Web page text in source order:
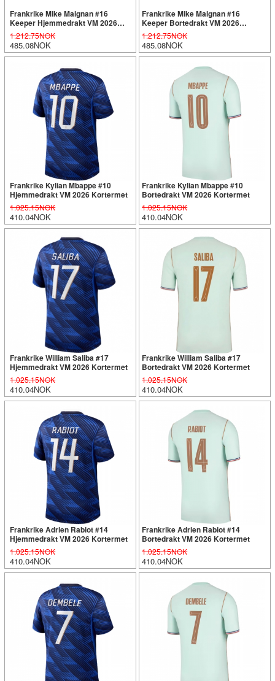
Frankrike Mike Maignan #16
Keeper Hjemmedrakt VM 2026
Langermet
1.212.75NOK
485.08NOK
Frankrike Mike Maignan #16
Keeper Bortedrakt VM 2026
Langermet
1.212.75NOK
485.08NOK
Frankrike Kylian Mbappe #10
Hjemmedrakt VM 2026 Kortermet
1.025.15NOK
410.04NOK
Frankrike Kylian Mbappe #10
Bortedrakt VM 2026 Kortermet
1.025.15NOK
410.04NOK
Frankrike William Saliba #17
Hjemmedrakt VM 2026 Kortermet
1.025.15NOK
410.04NOK
Frankrike William Saliba #17
Bortedrakt VM 2026 Kortermet
1.025.15NOK
410.04NOK
Frankrike Adrien Rabiot #14
Hjemmedrakt VM 2026 Kortermet
1.025.15NOK
410.04NOK
Frankrike Adrien Rabiot #14
Bortedrakt VM 2026 Kortermet
1.025.15NOK
410.04NOK